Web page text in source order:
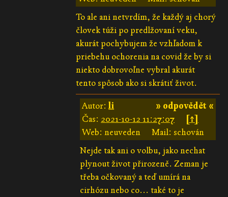
To ale ani netvrdím, že každý aj chorý
človek túži po predlžovaní veku,
akurát pochybujem že vzhľadom k
priebehu ochorenia na covid že by si
niekto dobrovoľne vybral akurát
tento spôsob ako si skrátiť život.
» odpovědět «
Autor:li
Čas: 2021-10-12 11:27:07
[↑]
Web: neuveden
Mail: schován
Nejde tak ani o volbu, jako nechat
plynout život přirozeně. Zeman je
třeba očkovaný a teď umírá na
cirhózu nebo co... také to je